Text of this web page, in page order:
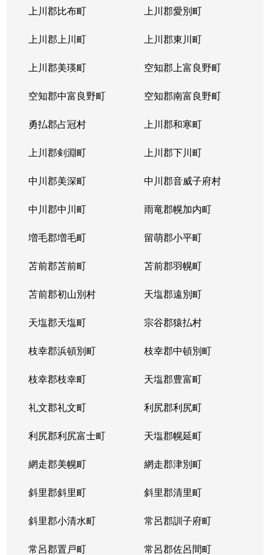
上川郡比布町 上川郡愛別町
上川郡上川町 上川郡東川町
上川郡美瑛町 空知郡上富良野町
空知郡中富良野町 空知郡南富良野町
勇払郡占冠村 上川郡和寒町
上川郡剣淵町 上川郡下川町
中川郡美深町 中川郡音威子府村
中川郡中川町 雨竜郡幌加内町
増毛郡増毛町 留萌郡小平町
苫前郡苫前町 苫前郡羽幌町
苫前郡初山別村 天塩郡遠別町
天塩郡天塩町 宗谷郡猿払村
枝幸郡浜頓別町 枝幸郡中頓別町
枝幸郡枝幸町 天塩郡豊富町
礼文郡礼文町 利尻郡利尻町
利尻郡利尻富士町 天塩郡幌延町
網走郡美幌町 網走郡津別町
斜里郡斜里町 斜里郡清里町
斜里郡小清水町 常呂郡訓子府町
常呂郡置戸町 常呂郡佐呂間町